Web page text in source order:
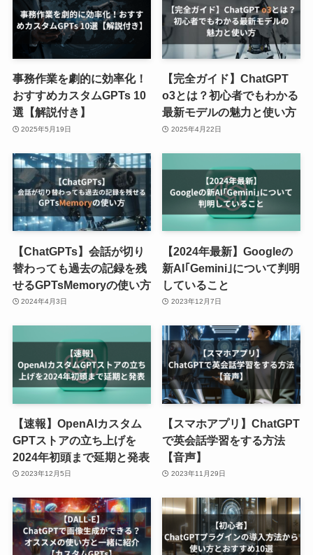
事務作業を劇的に効率化！
おすすめカスタムGPTs 10
選【解説付き】
2025年5月19日
【完全ガイド】ChatGPT
o3とは？初心者でもわかる
最新モデルの魅力と使い方
2025年4月22日
【ChatGPTs】会話が切り
替わっても過去の記録を残
せるGPTsMemoryの使い方
2024年4月3日
【2024年最新】Googleの
新AI｢Gemini｣について判明
していること
2023年12月7日
【速報】OpenAIカスタム
GPTストアの立ち上げを
2024年初頭まで延期と発表
2023年12月5日
【スマホアプリ】ChatGPT
で英会話学習をする方法
【音声】
2023年11月29日